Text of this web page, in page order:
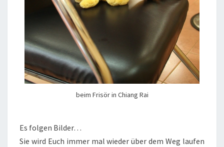
beim Frisör in Chiang Rai
Es folgen Bilder…
Sie wird Euch immer mal wieder über dem Weg laufen